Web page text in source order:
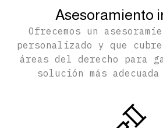
Asesoramiento
Ofrecemos un
personalizado y que
áreas del derecho para
solución más